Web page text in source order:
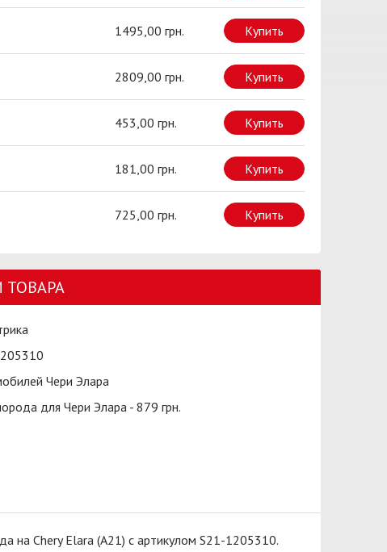
1495,00 грн. Купить
2809,00 грн. Купить
453,00 грн. Купить
181,00 грн. Купить
725,00 грн. Купить
ТОВАРА
Чери Элара
для Чери Элара - 879 грн.
на Chery Elara (A21) с артикулом S21-1205310.